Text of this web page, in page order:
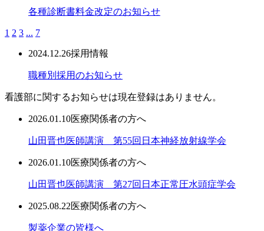
各種診断書料金改定のお知らせ
1 2 3 ... 7
2024.12.26採用情報
職種別採用のお知らせ
看護部に関するお知らせは現在登録はありません。
2026.01.10医療関係者の方へ
山田晋也医師講演 第55回日本神経放射線学会
2026.01.10医療関係者の方へ
山田晋也医師講演 第27回日本正常圧水頭症学会
2025.08.22医療関係者の方へ
製薬企業の皆様へ